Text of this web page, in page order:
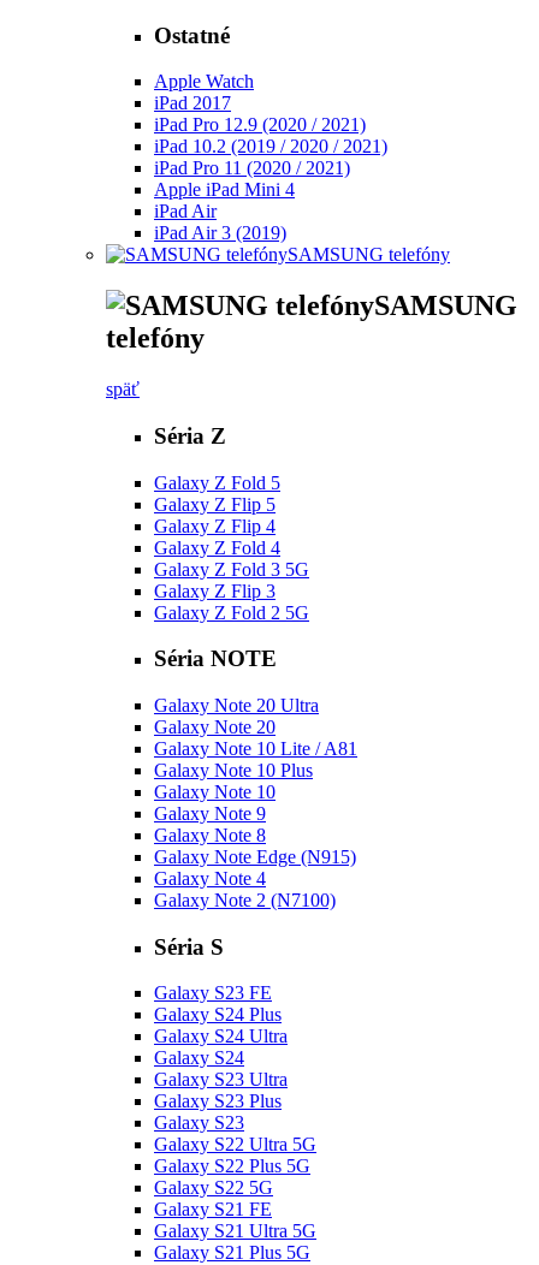
Ostatné
Apple Watch
iPad 2017
iPad Pro 12.9 (2020 / 2021)
iPad 10.2 (2019 / 2020 / 2021)
iPad Pro 11 (2020 / 2021)
Apple iPad Mini 4
iPad Air
iPad Air 3 (2019)
SAMSUNG telefóny
SAMSUNG
telefóny
späť
Séria Z
Galaxy Z Fold 5
Galaxy Z Flip 5
Galaxy Z Flip 4
Galaxy Z Fold 4
Galaxy Z Fold 3 5G
Galaxy Z Flip 3
Galaxy Z Fold 2 5G
Séria NOTE
Galaxy Note 20 Ultra
Galaxy Note 20
Galaxy Note 10 Lite / A81
Galaxy Note 10 Plus
Galaxy Note 10
Galaxy Note 9
Galaxy Note 8
Galaxy Note Edge (N915)
Galaxy Note 4
Galaxy Note 2 (N7100)
Séria S
Galaxy S23 FE
Galaxy S24 Plus
Galaxy S24 Ultra
Galaxy S24
Galaxy S23 Ultra
Galaxy S23 Plus
Galaxy S23
Galaxy S22 Ultra 5G
Galaxy S22 Plus 5G
Galaxy S22 5G
Galaxy S21 FE
Galaxy S21 Ultra 5G
Galaxy S21 Plus 5G